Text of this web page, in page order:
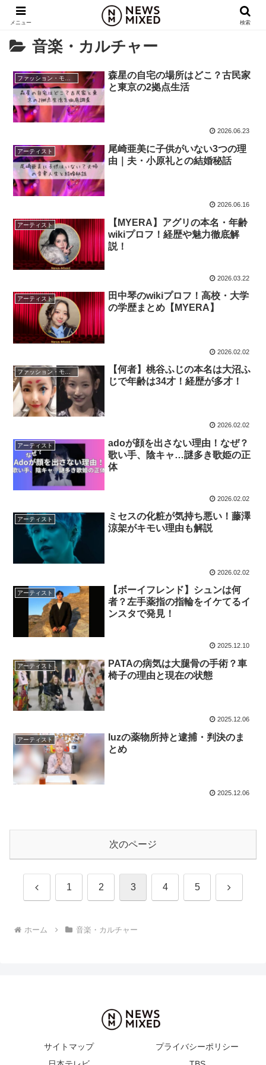
音楽・カルチャー
ファッション・モデル
森星の自宅の場所はどこ？古民家
と東京の2拠点生活
2026.06.23
アーティスト
尾崎亜美に子供がいない3つの理
由｜夫・小原礼との結婚秘話
2026.06.16
アーティスト
【MYERA】アグリの本名・年齢
wikiプロフ！経歴や魅力徹底解
説！
2026.03.22
アーティスト
田中琴のwikiプロフ！高校・大学
の学歴まとめ【MYERA】
2026.02.02
ファッション・モデル
【何者】桃谷ふじの本名は大沼ふ
じで年齢は34才！経歴が多才！
2026.02.02
アーティスト
adoが顔を出さない理由！なぜ？
歌い手、陰キャ…謎多き歌姫の正
体
2026.02.02
アーティスト
ミセスの化粧が気持ち悪い！藤澤
涼架がキモい理由も解説
2026.02.02
アーティスト
【ボーイフレンド】シュンは何
者？左手薬指の指輪をイケてるイ
ンスタで発見！
2025.12.10
アーティスト
PATAの病気は大腿骨の手術？車
椅子の理由と現在の状態
2025.12.06
アーティスト
luzの薬物所持と逮捕・判決のま
とめ
2025.12.06
次のページ
前 1 2 3 4 5 次
ホーム 音楽・カルチャー
サイトマップ
プライバシーポリシー
メニュー 検索